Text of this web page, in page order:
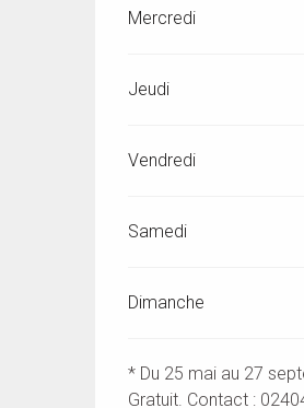
Mercredi
Jeudi
Vendredi
Samedi
Dimanche
* Du 25 mai au 27
Gratuit. Contact :